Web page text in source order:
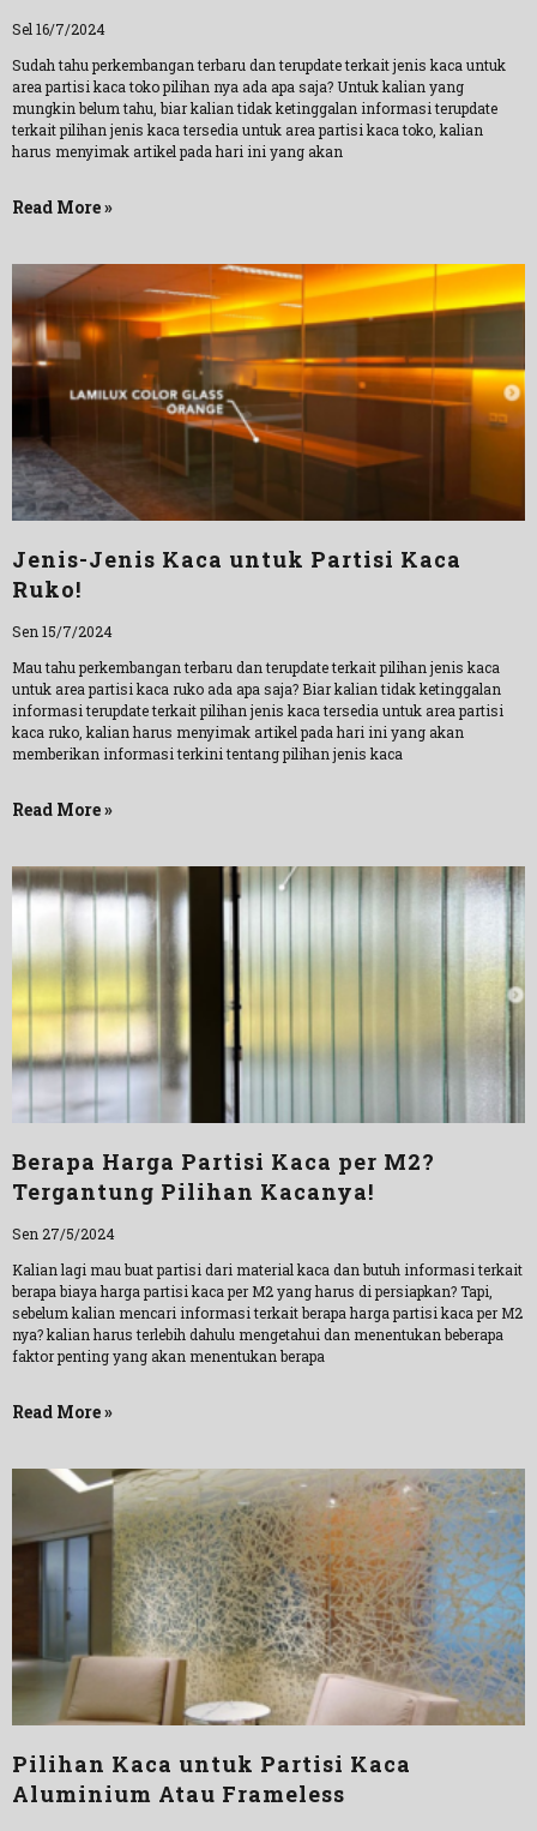
Sel 16/7/2024
Sudah tahu perkembangan terbaru dan terupdate terkait jenis kaca untuk
area partisi kaca toko pilihan nya ada apa saja? Untuk kalian yang
mungkin belum tahu, biar kalian tidak ketinggalan informasi terupdate
terkait pilihan jenis kaca tersedia untuk area partisi kaca toko, kalian
harus menyimak artikel pada hari ini yang akan
Read More »
Jenis-Jenis Kaca untuk Partisi Kaca
Ruko!
Sen 15/7/2024
Mau tahu perkembangan terbaru dan terupdate terkait pilihan jenis kaca
untuk area partisi kaca ruko ada apa saja? Biar kalian tidak ketinggalan
informasi terupdate terkait pilihan jenis kaca tersedia untuk area partisi
kaca ruko, kalian harus menyimak artikel pada hari ini yang akan
memberikan informasi terkini tentang pilihan jenis kaca
Read More »
Berapa Harga Partisi Kaca per M2?
Tergantung Pilihan Kacanya!
Sen 27/5/2024
Kalian lagi mau buat partisi dari material kaca dan butuh informasi terkait
berapa biaya harga partisi kaca per M2 yang harus di persiapkan? Tapi,
sebelum kalian mencari informasi terkait berapa harga partisi kaca per M2
nya? kalian harus terlebih dahulu mengetahui dan menentukan beberapa
faktor penting yang akan menentukan berapa
Read More »
Pilihan Kaca untuk Partisi Kaca
Aluminium Atau Frameless